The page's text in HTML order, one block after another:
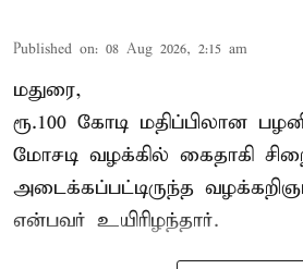
Published on: 08 Aug 2026, 2:15 am
மதுரை,
ரூ.100 கோடி மதிப்பிலான
மோசடி வழக்கில் கைதாகி
அடைக்கப்பட்டிருந்த
என்பவர் உயிரிழந்தார்.